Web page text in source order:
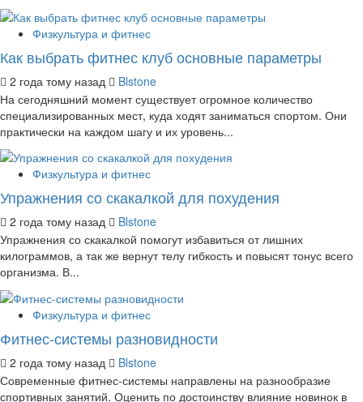
Физкультура и фитнес
Как выбрать фитнес клуб основные параметры
2 года тому назад
Blstone
На сегодняшний момент существует огромное количество
специализированных мест, куда ходят заниматься спортом. Они
практически на каждом шагу и их уровень...
Физкультура и фитнес
Упражнения со скакалкой для похудения
2 года тому назад
Blstone
Упражнения со скакалкой помогут избавиться от лишних
килограммов, а так же вернут телу гибкость и повысят тонус всего
организма. В...
Физкультура и фитнес
Фитнес-системы разновидности
2 года тому назад
Blstone
Современные фитнес-системы направлены на разнообразие
спортивных занятий. Оценить по достоинству влияние новинок в